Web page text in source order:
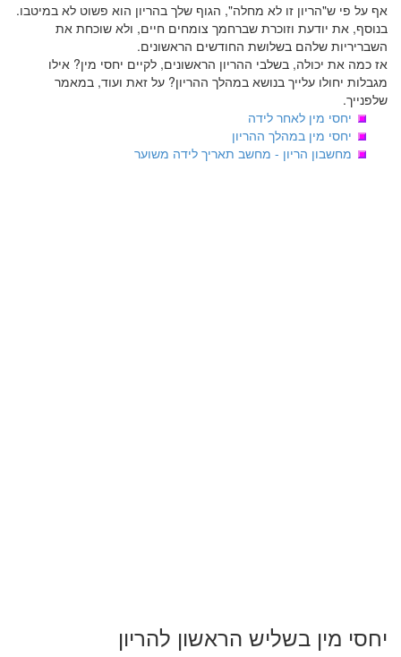
אף על פי ש"הריון זו לא מחלה", הגוף שלך בהריון הוא פשוט לא במיטבו.
בנוסף, את יודעת וזוכרת שברחמך צומחים חיים, ולא שוכחת את
השבריריות שלהם בשלושת החודשים הראשונים.
אז כמה את יכולה, בשלבי ההריון הראשונים, לקיים יחסי מין? אילו
מגבלות יחולו עלייך בנושא במהלך ההריון? על זאת ועוד, במאמר
שלפנייך.
יחסי מין לאחר לידה
יחסי מין במהלך ההריון
מחשבון הריון - מחשב תאריך לידה משוער
יחסי מין בשליש הראשון להריון